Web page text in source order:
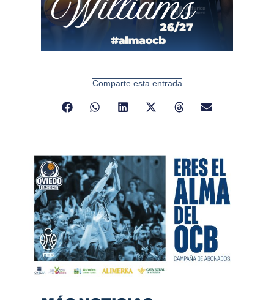
Comparte esta entrada